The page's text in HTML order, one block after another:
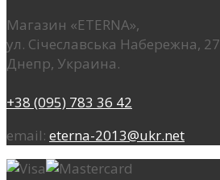
Магазин «ETERNA»,
ул. Січеславська Набережна, 27
Днепр, Украина.
+38 (095) 783 36 42
email: eterna-2013@ukr.net